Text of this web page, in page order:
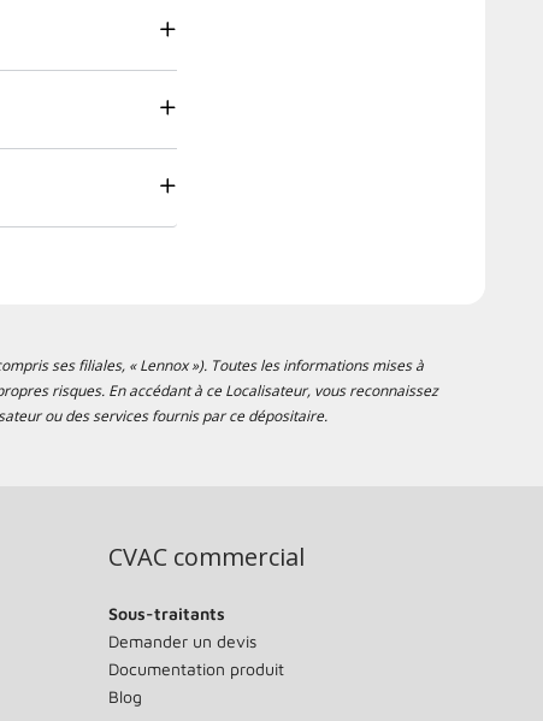
ses filiales, « Lennox »). Toutes les informations mises à
risques. En accédant à ce Localisateur, vous reconnaissez
ou des services fournis par ce dépositaire.
CVAC commercial
Sous-traitants
Demander un devis
Documentation produit
Blog